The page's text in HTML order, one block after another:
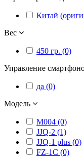
Китай
Вес
450 гр. (0)
Управление
да (0)
Модель
M004 (0)
JJQ-2 (1)
JJQ-1 plus (0)
FZ-1C (0)